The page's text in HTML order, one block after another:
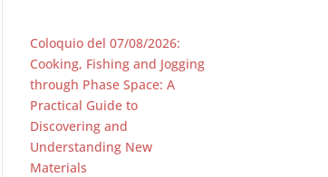
Coloquio del 07/08/2026:
Cooking, Fishing and Jogging
through Phase Space: A
Practical Guide to
Discovering and
Understanding New
Materials